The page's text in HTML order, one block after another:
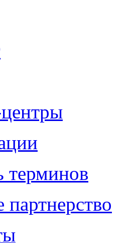
терминов
партнерство